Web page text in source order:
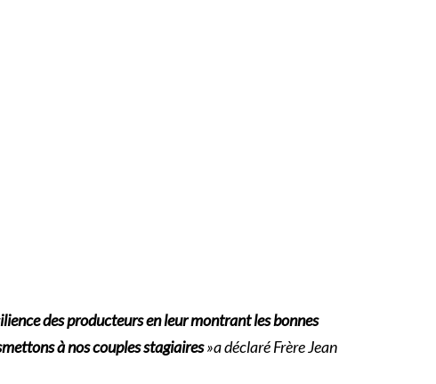
des producteurs en leur montrant les bonnes
à nos couples stagiaires»a déclaré Frère Jean